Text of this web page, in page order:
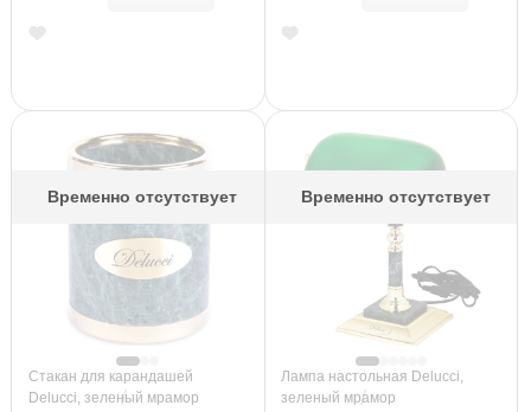
Временно отсутствует
Стакан для карандашей
Delucci, зеленый мрамор
Временно отсутствует
Лампа настольная Delucci,
зеленый мрамор